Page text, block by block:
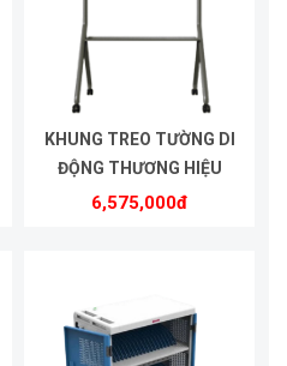
KHUNG TREO TƯỜNG DI
ĐỘNG THƯƠNG HIỆU
HEUTE | MODEL HE5575
6,575,000đ